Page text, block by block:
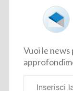
Vuoi le